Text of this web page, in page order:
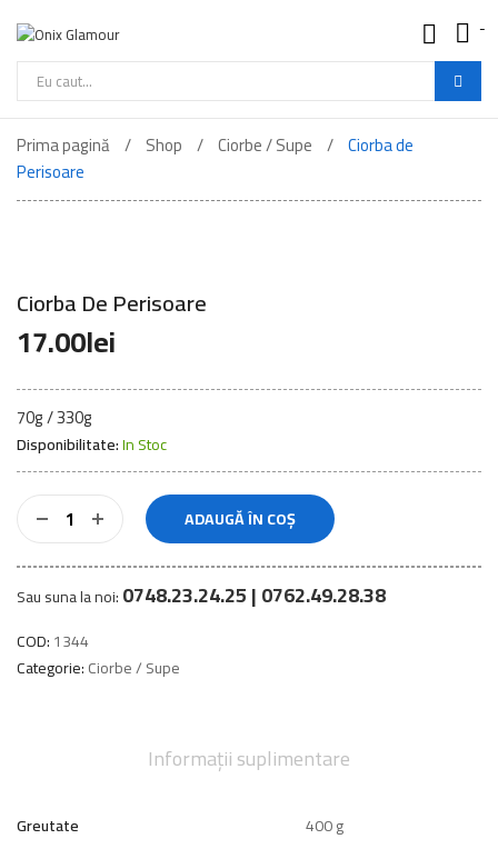
Onix
Mancare
Buna
-
Cautare
de
produse
Prima pagină Shop Ciorbe / Supe
Ciorba de
Perisoare
Ciorba De Perisoare
17.00lei
70g / 330g
Disponibilitate:In Stoc
ADAUGĂ ÎN COȘ
Sau suna la noi:0748.23.24.25 | 0762.49.28.38
COD:1344
Categorie:Ciorbe / Supe
Informații suplimentare
Greutate 400 g